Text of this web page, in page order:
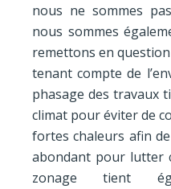
nous ne sommes
nous sommes
remettons en
tenant compte de
phasage des travaux
climat pour éviter de
fortes chaleurs afin
abondant pour lutter
zonage tient